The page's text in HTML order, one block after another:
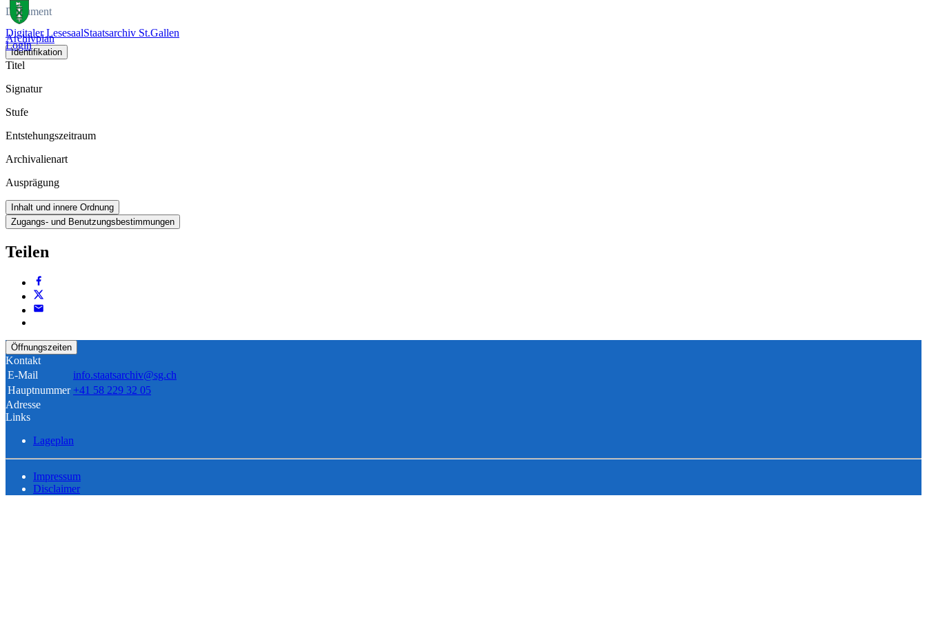
Digitaler LesesaalStaatsarchiv St.Gallen
Login
Dokument
Archivplan
Identifikation
Titel
Signatur
Stufe
Entstehungszeitraum
Archivalienart
Ausprägung
Inhalt und innere Ordnung
Zugangs- und Benutzungsbestimmungen
Teilen
Öffnungszeiten
Kontakt
E-Mail
info.staatsarchiv@sg.ch
Hauptnummer +41 58 229 32 05
Adresse
Links
Lageplan
Impressum
Disclaimer